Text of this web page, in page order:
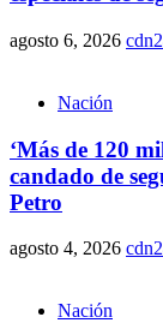
agosto 6, 2026
Nación
‘Más de 120
candado de
Petro
agosto 4, 2026
Nación